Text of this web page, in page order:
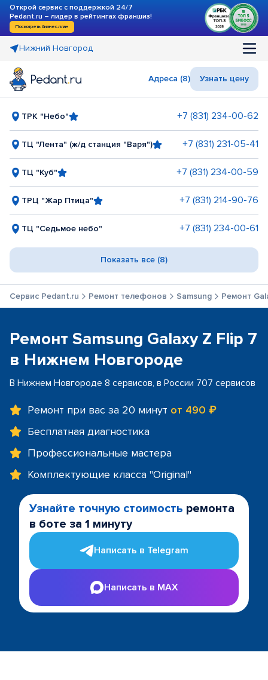
Открой сервис с поддержкой 24/7
Pedant.ru – лидер в рейтингах франшиз!
Посмотреть бизнес-план
Нижний Новгород
Адреса (8) Узнать цену
ТРК "Небо" +7 (831) 234-00-62
ТЦ "Лента" (ж/д станция "Варя") +7 (831) 231-05-41
ТЦ "Куб" +7 (831) 234-00-59
ТРЦ "Жар Птица" +7 (831) 214-90-76
ТЦ "Седьмое небо" +7 (831) 234-00-61
Показать все (8)
Сервис Pedant.ru Ремонт телефонов Samsung Ремонт
Ремонт Samsung Galaxy Z Flip 7
в Нижнем Новгороде
В Нижнем Новгороде 8 сервисов, в России 707 сервисов
Ремонт при вас за 20 минут от 490 ₽
Бесплатная диагностика
Профессиональные мастера
Комплектующие класса "Original"
Узнайте точную стоимость ремонта
в боте за 1 минуту
Написать в Telegram
Написать в MAX